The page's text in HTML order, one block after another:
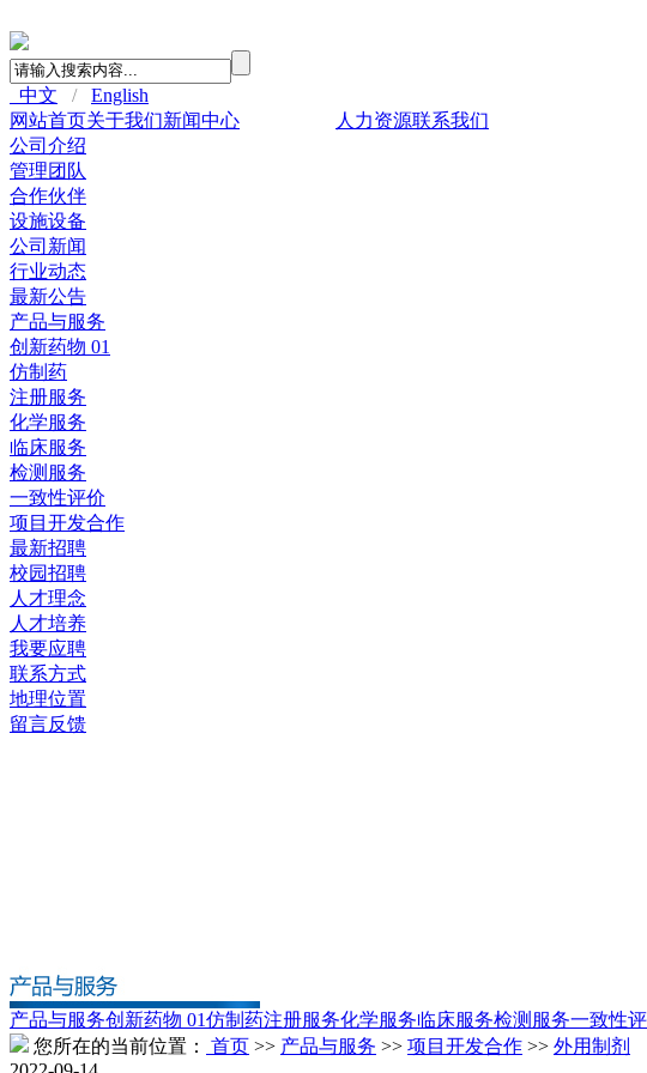
中文 /
English
网站首页关于我们新闻中心 人力资源联系我们
公司介绍
管理团队
合作伙伴
设施设备
公司新闻
行业动态
最新公告
产品与服务
创新药物 01
仿制药
注册服务
化学服务
临床服务
检测服务
一致性评价
项目开发合作
最新招聘
校园招聘
人才理念
人才培养
我要应聘
联系方式
地理位置
留言反馈
产品与服务创新药物 01仿制药注册服务化学服务临床服务检测服务一致性
您所在的当前位置：
首页 >> 产品与服务 >> 项目开发合作 >> 外用制剂